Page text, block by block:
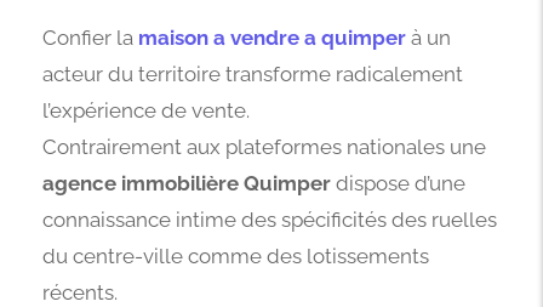
Confier la maison a vendre a quimper à un
acteur du territoire transforme radicalement
l’expérience de vente.
Contrairement aux plateformes nationales une
agence immobilière Quimper dispose d’une
connaissance intime des spécificités des ruelles
du centre-ville comme des lotissements
récents.